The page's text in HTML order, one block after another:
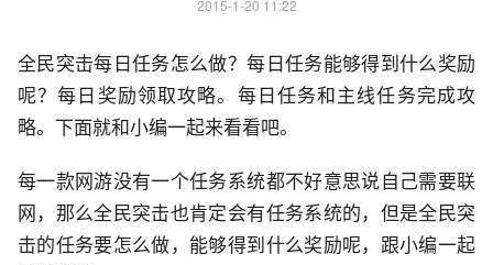
2015-1-20 11:22
全民突击每日任务怎么做？每日任务能够得到什么奖励
呢？每日奖励领取攻略。每日任务和主线任务完成攻
略。下面就和小编一起来看看吧。
每一款网游没有一个任务系统都不好意思说自己需要联
网，那么全民突击也肯定会有任务系统的，但是全民突
击的任务要怎么做，能够得到什么奖励呢，跟小编一起